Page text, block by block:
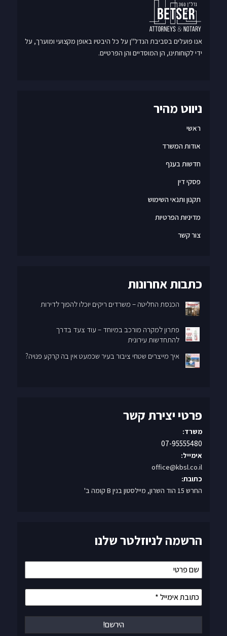
אנו פועלים בסביבת הנדל"ן על כל היבטיו באופן מקצועי ומוערך, על
ידי לקוחותינו, הן המוסדיים והן הפרטיים.
ניווט מהיר
ראשי
אודות המשרד
חדשות בענף
פסקי דין
תקנון ותנאי השימוש
מדיניות הפרטיות
צור קשר
כתבות אחרונות
הכנסת החליטה – משרדים ריקים יוכלו להפוך לדירות
פתרון למקרה מורכב במיוחד – עוד צעד בדרך
להתחדשות עירונית
איך מייצרים שטחי ציבור בעיר שכמעט אין בה קרקע פנויה?
פרטי יצירת קשר
משרד:
07-95555480
אימייל:
office@kbsl.co.il
כתובת:
החרש 15 הוד השרון, מיילסטון בנין B קומה ב'
הרשמה לניוזלטר שלנו
שם
פרטי
כתובת
אימייל